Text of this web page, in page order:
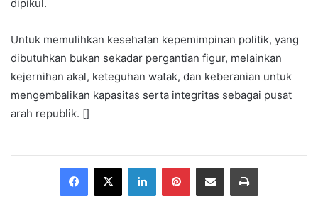
dipikul.
Untuk memulihkan kesehatan kepemimpinan politik, yang
dibutuhkan bukan sekadar pergantian figur, melainkan
kejernihan akal, keteguhan watak, dan keberanian untuk
mengembalikan kapasitas serta integritas sebagai pusat
arah republik. []
Facebook
X LinkedInPinterestShare via Email Print